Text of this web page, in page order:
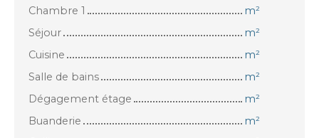
Chambre 1
m²
Séjour
m²
Cuisine
m²
Salle de bains
m²
Dégagement étage
m²
Buanderie
m²